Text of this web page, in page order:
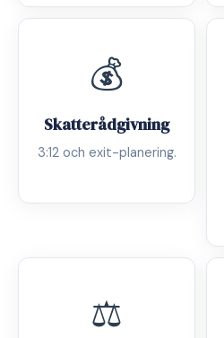
💰
Skatterådgivning
3:12 och exit-planering.
⚖️